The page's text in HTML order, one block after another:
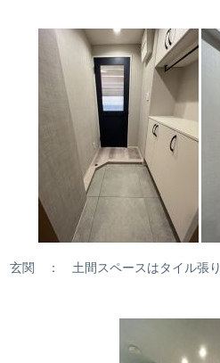
玄関 ： 土間スペースはタイル張り